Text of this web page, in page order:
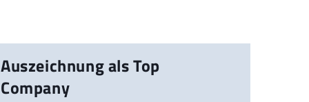
Auszeichnung als Top
Company